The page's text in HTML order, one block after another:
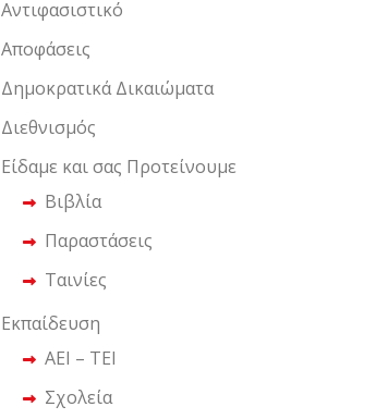
Αντιφασιστικό
Αποφάσεις
Δημοκρατικά Δικαιώματα
Διεθνισμός
Είδαμε και σας Προτείνουμε
Βιβλία
Παραστάσεις
Ταινίες
Εκπαίδευση
ΑΕΙ – ΤΕΙ
Σχολεία